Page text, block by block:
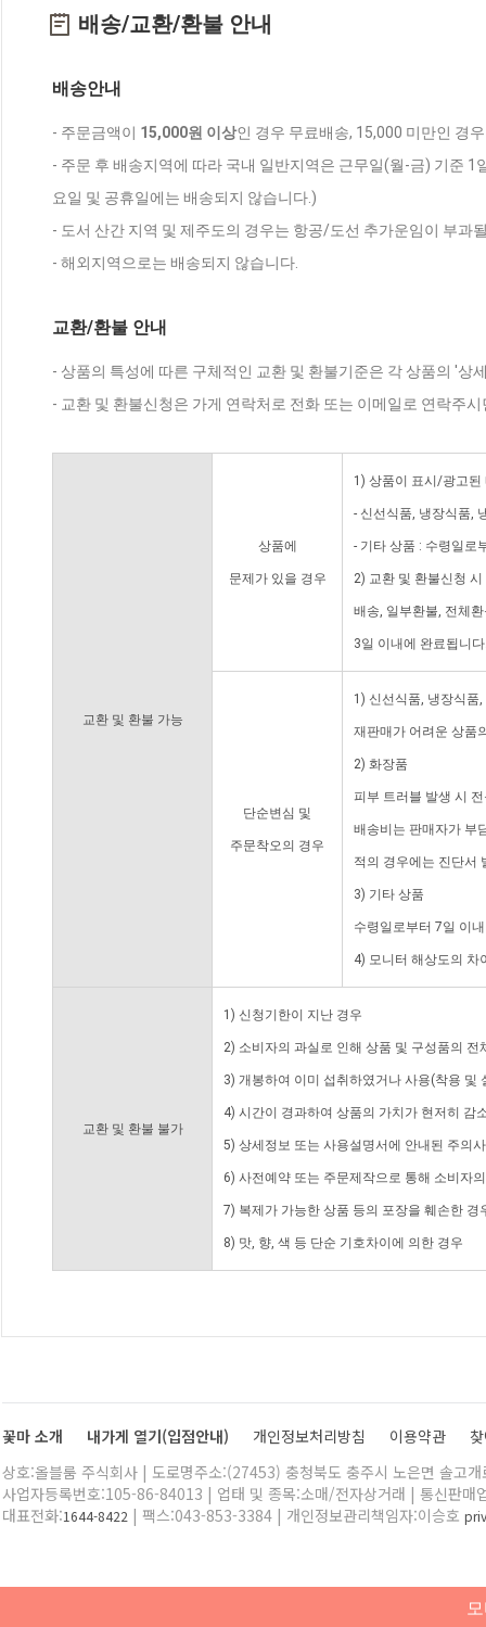
배송/교환/환불 안내
배송안내
- 주문금액이 15,000원 이상인 경우 무료배송, 15,000 미만인 경
- 주문 후 배송지역에 따라 국내 일반지역은 근무일(월-금) 기준
요일 및 공휴일에는 배송되지 않습니다.)
- 도서 산간 지역 및 제주도의 경우는 항공/도선 추가운임이 부과
- 해외지역으로는 배송되지 않습니다.
교환/환불 안내
- 상품의 특성에 따른 구체적인 교환 및 환불기준은 각 상품의 '상
- 교환 및 환불신청은 가게 연락처로 전화 또는 이메일로 연락주
교환 및 환불 가능
상품에
문제가 있을 경우
1) 상품이 표시/광고된
- 신선식품, 냉장식품,
- 기타 상품 : 수령일로
2) 교환 및 환불신청
배송, 일부환불, 전체
3일 이내에 완료됩니
단순변심 및
주문착오의 경우
1) 신선식품, 냉장식품
재판매가 어려운 상품
2) 화장품
피부 트러블 발생 시
배송비는 판매자가 부
적의 경우에는 진단서
3) 기타 상품
수령일로부터 7일 이
4) 모니터 해상도의 차
교환 및 환불 불가
1) 신청기한이 지난 경우
2) 소비자의 과실로 인해 상품 및 구성품의
3) 개봉하여 이미 섭취하였거나 사용(착용 및
4) 시간이 경과하여 상품의 가치가 현저히 감
5) 상세정보 또는 사용설명서에 안내된 주의
6) 사전예약 또는 주문제작으로 통해 소비자
7) 복제가 가능한 상품 등의 포장을 훼손한 경
8) 맛, 향, 색 등 단순 기호차이에 의한 경우
꽃마 소개 내가게 열기(입점안내) 개인정보처리방침 이용약관
상호:올블룸 주식회사 | 도로명주소:(27453) 충청북도 충주시 노은면 솔고
사업자등록번호:105-86-84013 | 업태 및 종목:소매/전자상거래 | 통신판매
대표전화:1644-8422 | 팩스:043-853-3384 | 개인정보관리책임자:이승호